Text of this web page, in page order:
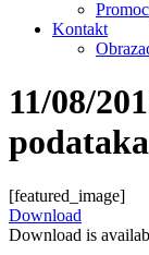
Kontakt
11/08/
podataka
[featured_image]
Download
Download is